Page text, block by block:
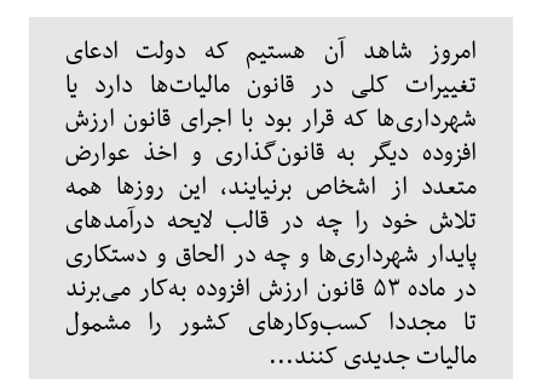
امروز شاهد آن هستیم که دولت ادعای
تغییرات کلی در قانون مالیات‌ها دارد یا
شهرداری‌ها که قرار بود با اجرای قانون ارزش
افزوده دیگر به قانون‌گذاری و اخذ عوارض
متعدد از اشخاص برنیایند، این روزها همه
تلاش خود را چه در قالب لایحه درآمدهای
پایدار شهرداری‌ها و چه در الحاق و دستکاری
در ماده ۵۳ قانون ارزش افزوده به‌کار می‌برند
تا مجددا کسب‌وکارهای کشور را مشمول
مالیات جدیدی کنند...